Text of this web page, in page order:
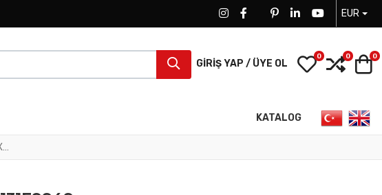
FACEBOOK SOCIAL LINK
FACEBOOK SOCIAL LINK
TWITTER SOCIAL LINK
PINTEREST SOCIAL LINK
LINKEDIN SOCIAL
YOUTUBE
EUR
GIRIŞ YAP / ÜYE OL My Wishlist
0 0 0
KATALOG Dilinizi seçin
Frequency ConverterFC-102P90KT4E20H3XXXXXXSXXXXAXBXCXXXXDXVLT® HVAC Drive FC-102(P90K) 90 KW / 125 HP, Three phase380 - 480 VAC, (E20) IP20 / Chassis(H3) RFI Class A1/B (C1)No brake chopperNo Loc. Cont. PanelNot coated PCB, No Mains OptionLatest release std. SW.Frame: C4No C1 option, No D optionNo A